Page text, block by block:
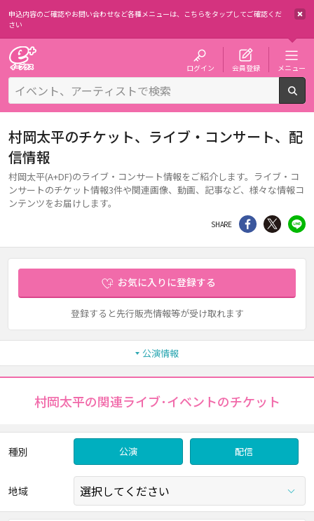
申込内容のご確認やお問い合わせなど各種メニューは、 こちらをタップしてご確認くだ
さい
ログイン 会員登録 メニュー
村岡太平のチケット、ライブ・コンサート、配
信情報
村岡太平(A+DF)のライブ・コンサート情報をご紹介します。ライブ・コ
ンサートのチケット情報3件や関連画像、動画、記事など、様々な情報コ
ンテンツをお届けします。
SHARE シェア Twitter
お気に入りに登録する
登録すると先行販売情報等が受け取れます
公演情報
村岡太平の関連ライブ･イベントのチケット
種別 公演 配信
地域